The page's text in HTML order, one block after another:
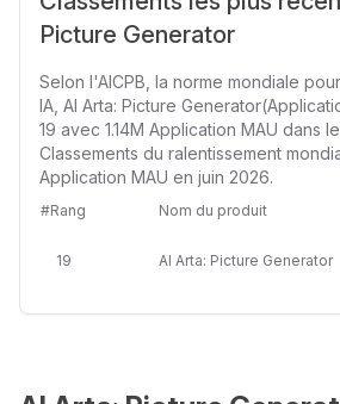
Picture Generator
Selon l'AICPB, la norme mondiale
IA, AI Arta: Picture
19 avec 1.14M Application MAU dans
Classements du ralentissement
Application MAU en juin 2026.
#Rang Nom du produit
19 AI Arta: Picture Generator